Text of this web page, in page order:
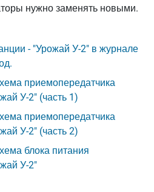
нужно заменять новыми.
- "Урожай У-2" в журнале
приемопередатчика
У-2" (часть 1)
приемопередатчика
У-2" (часть 2)
блока питания
У-2"